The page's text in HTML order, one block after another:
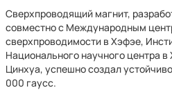
Сверхпроводящий магнит,
совместно с Международным
сверхпроводимости в Хэфэе,
Национального научного центра
Цинхуа, успешно создал
000 гаусс.